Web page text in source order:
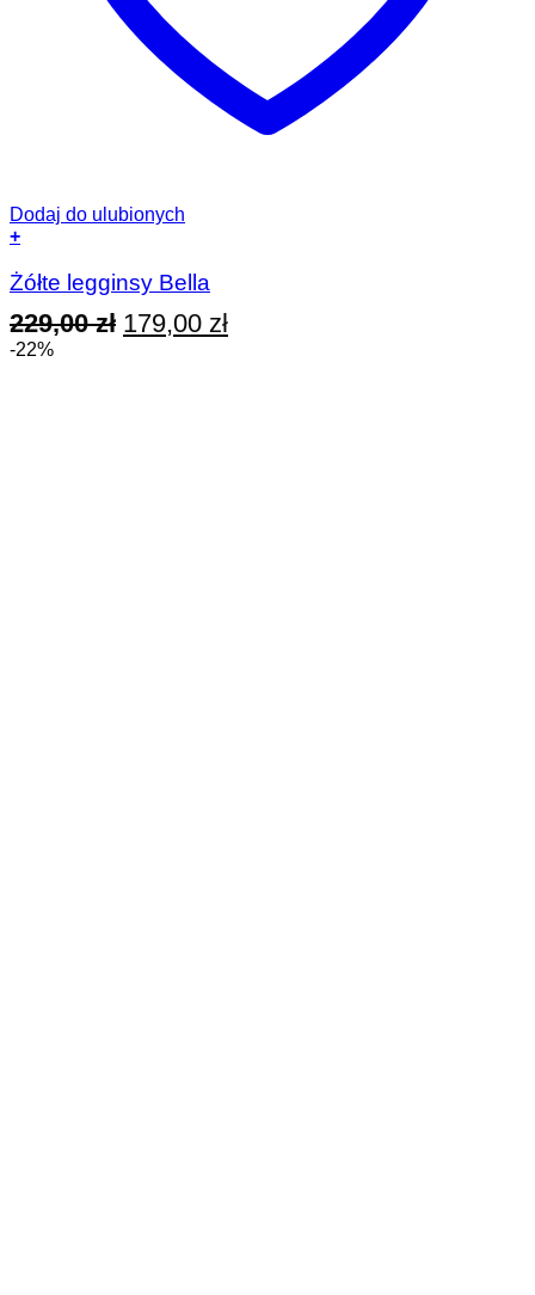
Dodaj do ulubionych
+
produkt
ma
wiele
wariantów.
Żółte legginsy Bella
229,00zł Pierwotna
179,00 złAktualna
-22%